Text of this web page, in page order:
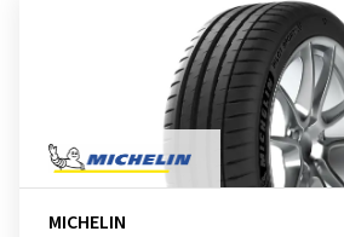
MICHELIN